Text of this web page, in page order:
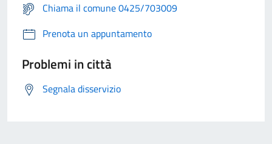
Chiama il comune 0425/703009
Prenota un appuntamento
Problemi in città
Segnala disservizio